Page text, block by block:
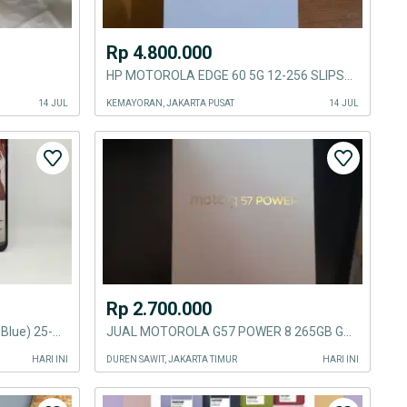
14 JUL
Rp 4.800.000
KEMAYORAN, JAKARTA PUSAT 14 JUL
HARI INI
Rp 2.700.000
DUREN SAWIT, JAKARTA TIMUR HARI INI